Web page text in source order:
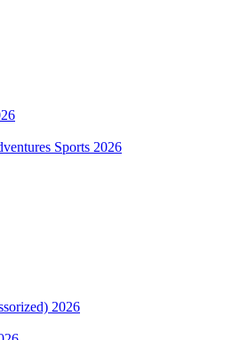
Sports 2026
2026